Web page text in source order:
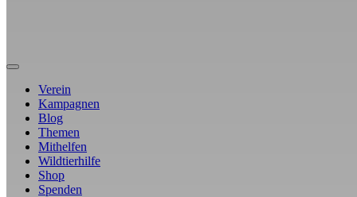
Verein
Kampagnen
Blog
Themen
Mithelfen
Wildtierhilfe
Shop
Spenden